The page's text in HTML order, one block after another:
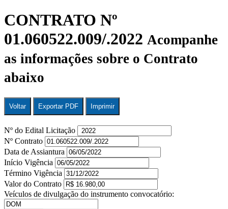
CONTRATO Nº
01.060522.009/.2022 Acompanhe
as informações sobre o Contrato
abaixo
Voltar Exportar PDF Imprimir
Nº do Edital Licitação
Nº Contrato
Data de Assiantura
Início Vigência
Término Vigência
Valor do Contrato
Veículos de divulgação do instrumento convocatório: